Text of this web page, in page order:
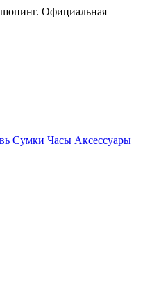
Официальная
Сумки Часы Аксессуары